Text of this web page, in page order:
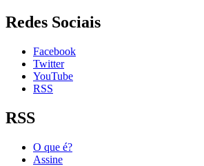
Redes Sociais
Facebook
Twitter
YouTube
RSS
RSS
O que é?
Assine